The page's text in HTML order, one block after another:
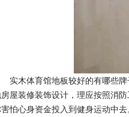
木体育馆地板较好的有哪些牌
屋装修装饰设计，理应按照消
怕心身资金投入到健身运动中